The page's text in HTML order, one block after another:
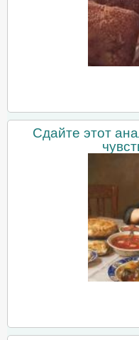
Сдайте этот